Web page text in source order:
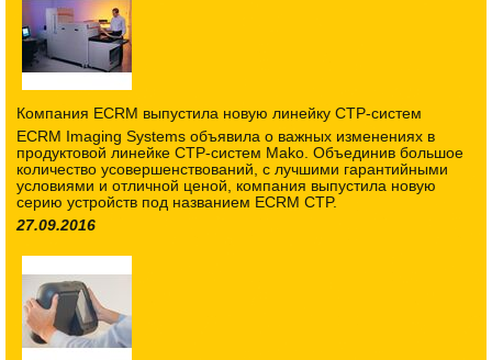
Компания ECRM выпустила новую линейку CTP-систем
ECRM Imaging Systems объявила о важных изменениях в
продуктовой линейке CTP-систем Mako. Объединив большое
количество усовершенствований, с лучшими гарантийными
условиями и отличной ценой, компания выпустила новую
серию устройств под названием ECRM CTP.
27.09.2016